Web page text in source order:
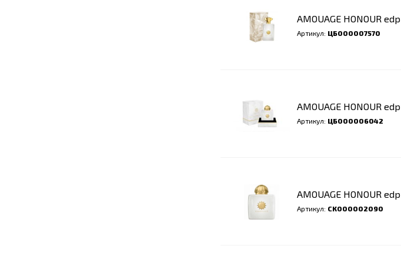
AMOUAGE HONOUR edp
Артикул: ЦБ000007570
AMOUAGE HONOUR edp
Артикул: ЦБ000006042
AMOUAGE HONOUR edp
Артикул: СК000002090